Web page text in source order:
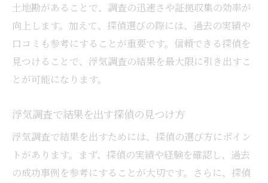
土地勘があることで、調査の迅速さや証拠収集の効率が
向上します。加えて、探偵選びの際には、過去の実績や
口コミも参考にすることが重要です。信頼できる探偵を
見つけることで、浮気調査の結果を最大限に引き出すこ
とが可能になります。
浮気調査で結果を出す探偵の見つけ方
浮気調査で結果を出すためには、探偵の選び方にポイン
トがあります。まず、探偵の実績や経験を確認し、過去
の成功事例を参考にすることが大切です。さらに、探偵